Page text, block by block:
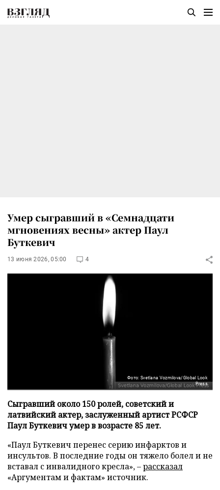
Умер сыгравший в «Семнадцати
мгновениях весны» актер Паул
Буткевич
13 июня 2026, 05:00 4
Фото: Svetlana Vozmilova/Global Look
Press
Сыгравший около 150 ролей, советский и
латвийский актер, заслуженный артист РСФСР
Паул Буткевич умер в возрасте 85 лет.
«Паул Буткевич перенес серию инфарктов и
инсультов. В последние годы он тяжело болел и не
вставал с инвалидного кресла», –рассказал
«Аргументам и фактам» источник.